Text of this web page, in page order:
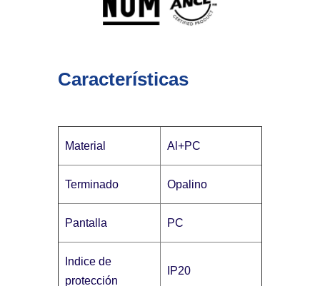
Características
Material Al+PC
Terminado Opalino
Pantalla PC
Indice de
protección
IP20